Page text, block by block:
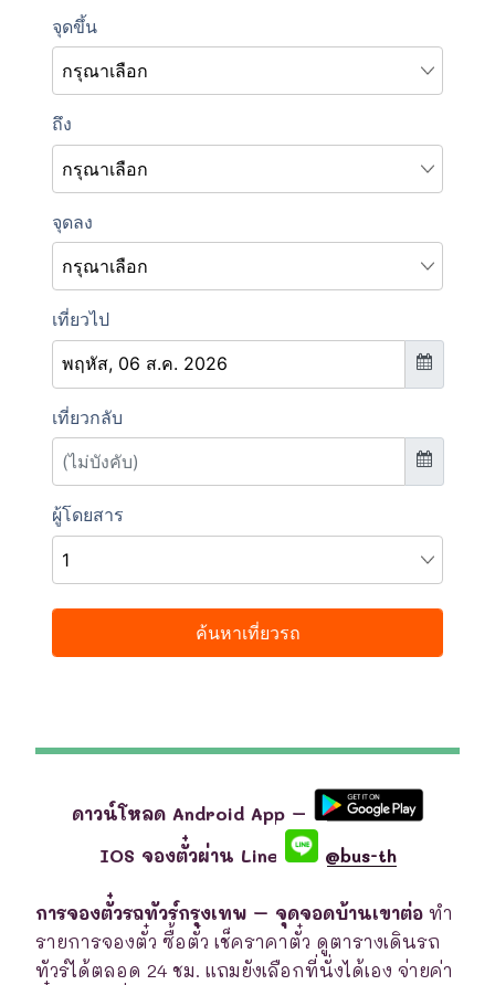
ดาวน์โหลด Android App –
IOS จองตั๋วผ่าน Line
@bus-th
การจองตั๋วรถทัวร์กรุงเทพ – จุดจอดบ้านเขาต่อ ทำ
รายการจองตั๋ว ซื้อตั๋ว เช็คราคาตั๋ว ดูตารางเดินรถ
ทัวร์ได้ตลอด 24 ชม. แถมยังเลือกที่นั่งได้เอง จ่ายค่า